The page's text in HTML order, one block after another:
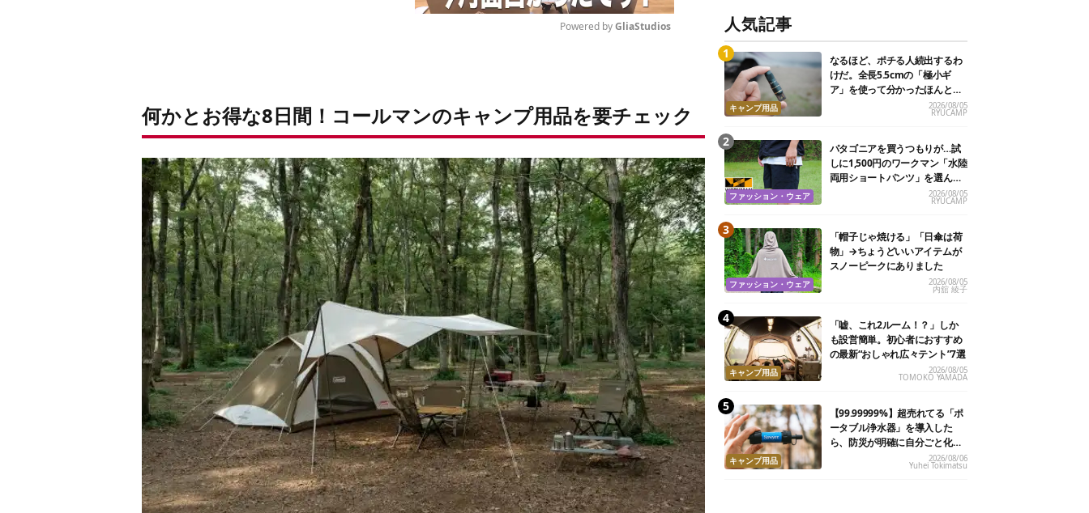
Powered by GliaStudios
何かとお得な8日間！コールマンのキャンプ用品を要チェック
人気記事
キャンプ用品
なるほど、ポチる人続出するわ
けだ。全長5.5cmの「極小ギ
ア」を使って分かったほんとの
2026/08/05
RYUCAMP
ファッション・ウェア
パタゴニアを買うつもりが…試
しに1,500円のワークマン「水陸
両用ショートパンツ」を選んだ
2026/08/05
RYUCAMP
ファッション・ウェア
「帽子じゃ焼ける」「日傘は荷
物」→ちょうどいいアイテムが
スノーピークにありました
2026/08/05
内舘 綾子
キャンプ用品
「嘘、これ2ルーム！？」しか
も設営簡単。初心者におすすめ
の最新“おしゃれ広々テント”7選
2026/08/05
TOMOKO YAMADA
キャンプ用品
【99.99999%】超売れてる「ポ
ータブル浄水器」を導入した
ら、防災が明確に自分ごと化し
2026/08/06
Yuhei Tokimatsu